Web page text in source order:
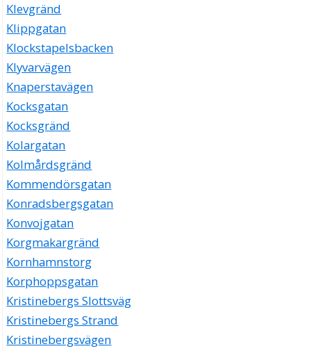
Klevgränd
Klippgatan
Klockstapelsbacken
Klyvarvägen
Knaperstavägen
Kocksgatan
Kocksgränd
Kolargatan
Kolmårdsgränd
Kommendörsgatan
Konradsbergsgatan
Konvojgatan
Korgmakargränd
Kornhamnstorg
Korphoppsgatan
Kristinebergs Slottsväg
Kristinebergs Strand
Kristinebergsvägen